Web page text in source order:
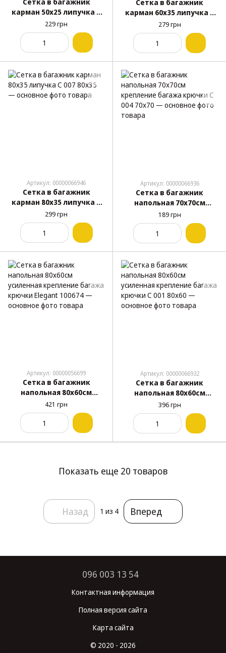
карман 50х25 липучка С
007 50x25
229 грн
Сетка в багажник
карман 60х35 липучка С
007 60x35
279 грн
Артикул: 00000066946
Сетка в багажник
карман 80х35 липучка С
007 80x35
299 грн
Артикул: 00000066936
Сетка в багажник
напольная 70х70см
крепление багажа
крючки С 004 70x70
189 грн
Артикул: 00000056699
Сетка в багажник
напольная 80х60см
усиленная крепление
багажа крючки Elegant
100674
421 грн
Артикул: 00000066932
Сетка в багажник
напольная 80х60см
усиленная крепление
багажа крючки С 001
396 грн
Показать еще 20 товаров
Назад 1 из 4 Вперед
096 003 13 54
Контактная информация
Полная версия сайта
Карта сайта
© 2020 - 2026